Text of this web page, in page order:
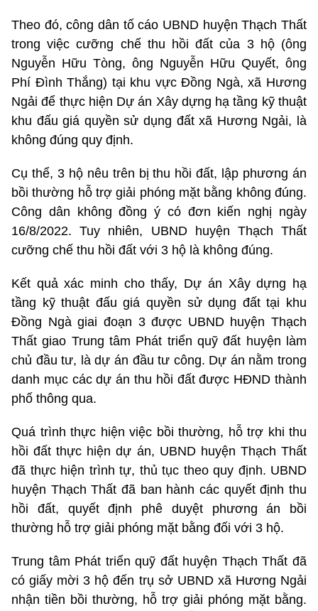
Theo đó, công dân tố cáo UBND huyện Thạch Thất
trong việc cưỡng chế thu hồi đất của 3 hộ (ông
Nguyễn Hữu Tòng, ông Nguyễn Hữu Quyết, ông
Phí Đình Thắng) tại khu vực Đồng Ngà, xã Hương
Ngải để thực hiện Dự án Xây dựng hạ tầng kỹ thuật
khu đấu giá quyền sử dụng đất xã Hương Ngải, là
không đúng quy định.
Cụ thể, 3 hộ nêu trên bị thu hồi đất, lập phương án
bồi thường hỗ trợ giải phóng mặt bằng không đúng.
Công dân không đồng ý có đơn kiến nghị ngày
16/8/2022. Tuy nhiên, UBND huyện Thạch Thất
cưỡng chế thu hồi đất với 3 hộ là không đúng.
Kết quả xác minh cho thấy, Dự án Xây dựng hạ
tầng kỹ thuật đấu giá quyền sử dụng đất tại khu
Đồng Ngà giai đoạn 3 được UBND huyện Thạch
Thất giao Trung tâm Phát triển quỹ đất huyện làm
chủ đầu tư, là dự án đầu tư công. Dự án nằm trong
danh mục các dự án thu hồi đất được HĐND thành
phố thông qua.
Quá trình thực hiện việc bồi thường, hỗ trợ khi thu
hồi đất thực hiện dự án, UBND huyện Thạch Thất
đã thực hiện trình tự, thủ tục theo quy định. UBND
huyện Thạch Thất đã ban hành các quyết định thu
hồi đất, quyết định phê duyệt phương án bồi
thường hỗ trợ giải phóng mặt bằng đối với 3 hộ.
Trung tâm Phát triển quỹ đất huyện Thạch Thất đã
có giấy mời 3 hộ đến trụ sở UBND xã Hương Ngải
nhận tiền bồi thường, hỗ trợ giải phóng mặt bằng.